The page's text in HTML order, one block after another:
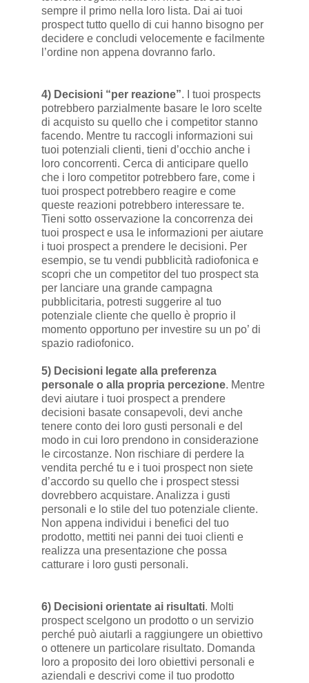
sempre il primo nella loro lista. Dai ai tuoi
prospect tutto quello di cui hanno bisogno per
decidere e concludi velocemente e facilmente
l’ordine non appena dovranno farlo.
4) Decisioni “per reazione”. I tuoi prospects
potrebbero parzialmente basare le loro scelte
di acquisto su quello che i competitor stanno
facendo. Mentre tu raccogli informazioni sui
tuoi potenziali clienti, tieni d’occhio anche i
loro concorrenti. Cerca di anticipare quello
che i loro competitor potrebbero fare, come i
tuoi prospect potrebbero reagire e come
queste reazioni potrebbero interessare te.
Tieni sotto osservazione la concorrenza dei
tuoi prospect e usa le informazioni per aiutare
i tuoi prospect a prendere le decisioni. Per
esempio, se tu vendi pubblicità radiofonica e
scopri che un competitor del tuo prospect sta
per lanciare una grande campagna
pubblicitaria, potresti suggerire al tuo
potenziale cliente che quello è proprio il
momento opportuno per investire su un po’ di
spazio radiofonico.
5) Decisioni legate alla preferenza
personale o alla propria percezione. Mentre
devi aiutare i tuoi prospect a prendere
decisioni basate consapevoli, devi anche
tenere conto dei loro gusti personali e del
modo in cui loro prendono in considerazione
le circostanze. Non rischiare di perdere la
vendita perché tu e i tuoi prospect non siete
d’accordo su quello che i prospect stessi
dovrebbero acquistare. Analizza i gusti
personali e lo stile del tuo potenziale cliente.
Non appena individui i benefici del tuo
prodotto, mettiti nei panni dei tuoi clienti e
realizza una presentazione che possa
catturare i loro gusti personali.
6) Decisioni orientate ai risultati. Molti
prospect scelgono un prodotto o un servizio
perché può aiutarli a raggiungere un obiettivo
o ottenere un particolare risultato. Domanda
loro a proposito dei loro obiettivi personali e
aziendali e descrivi come il tuo prodotto